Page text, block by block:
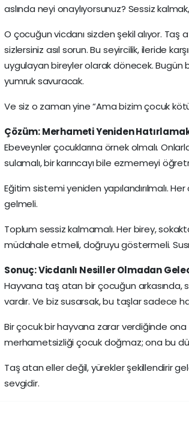
aslında neyi onaylıyorsunuz? Sessiz
O çocuğun vicdanı sizden şekil alıyor.
sizlersiniz asıl sorun. Bu seyircilik, ileride
uygulayan bireyler olarak dönecek. Bugün
yumruk savuracak.
Ve siz o zaman yine “Ama bizim çocuk
Çözüm: Merhameti Yeniden
Ebeveynler çocuklarına örnek olmalı.
sulamalı, bir karıncayı bile ezmemeyi
Eğitim sistemi yeniden yapılandırılmalı.
gelmeli.
Toplum sessiz kalmamalı. Her birey,
müdahale etmeli, doğruyu göstermeli.
Sonuç: Vicdanlı Nesiller Olmadan
Hayvana taş atan bir çocuğun arkasında,
vardır. Ve biz susarsak, bu taşlar sadece
Bir çocuk bir hayvana zarar verdiğinde
merhametsizliği çocuk doğmaz; ona bu
Taş atan eller değil, yürekler şekillendirir
sevgidir.